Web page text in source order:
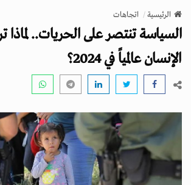
v
g
a
n
الرئيسية اتجاهات
السياسة تنتصر على الحريات..
الإنسان عالمياً في 2024؟